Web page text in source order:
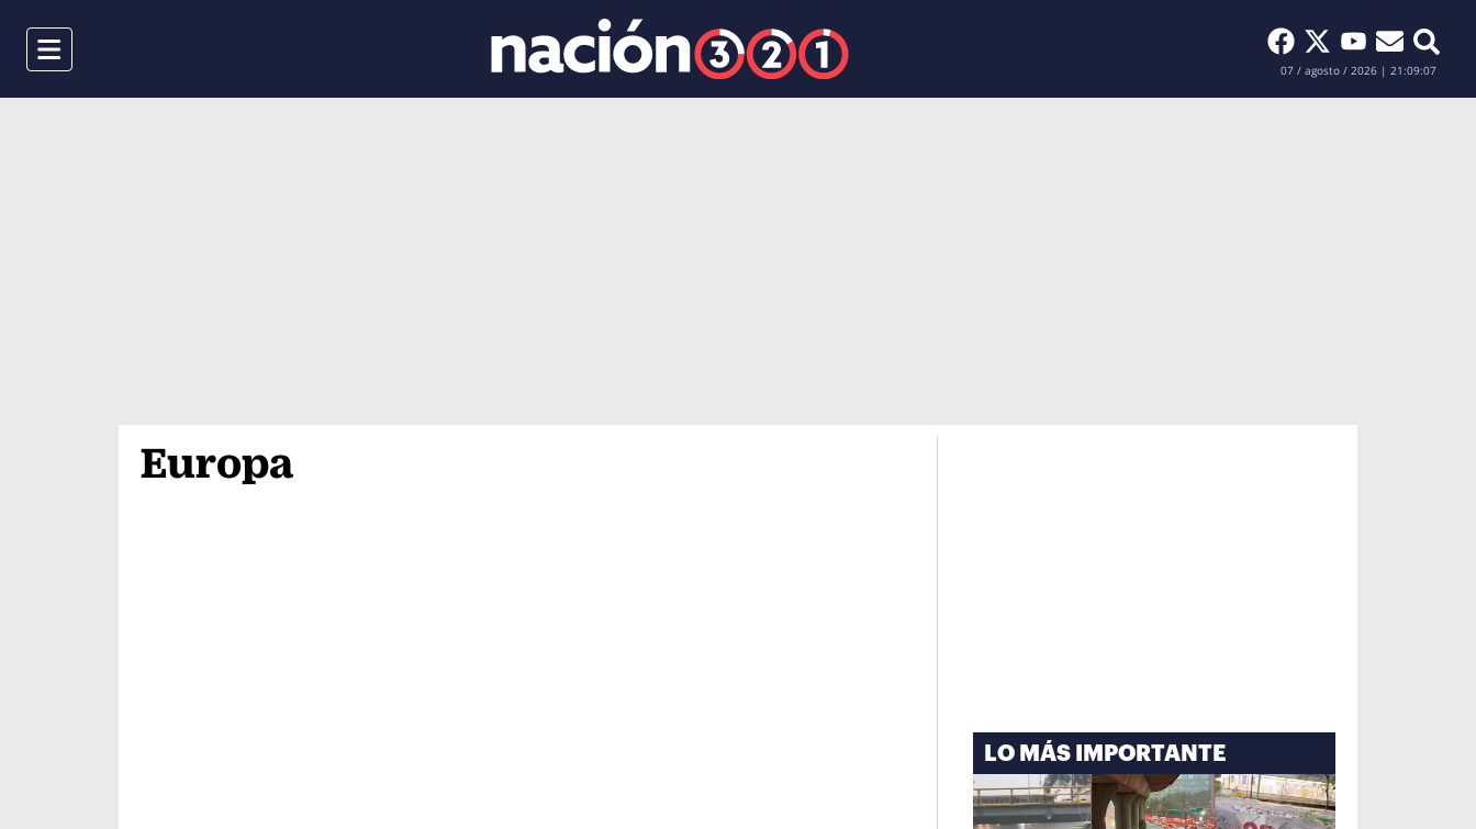
Menu Buscar
07 / agosto / 2026 | 21:09:08
Europa
LO MÁS IMPORTANTE